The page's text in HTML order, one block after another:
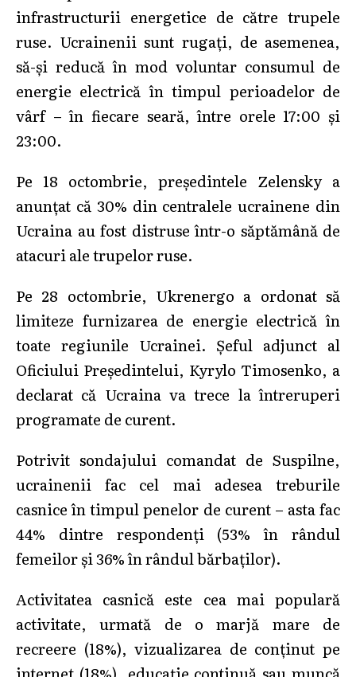
infrastructurii energetice de către trupele
ruse. Ucrainenii sunt rugați, de asemenea,
să-și reducă în mod voluntar consumul de
energie electrică în timpul perioadelor de
vârf – în fiecare seară, între orele 17:00 și
23:00.
Pe 18 octombrie, președintele Zelensky a
anunțat că 30% din centralele ucrainene din
Ucraina au fost distruse într-o săptămână de
atacuri ale trupelor ruse.
Pe 28 octombrie, Ukrenergo a ordonat să
limiteze furnizarea de energie electrică în
toate regiunile Ucrainei. Şeful adjunct al
Oficiului Preşedintelui, Kyrylo Timosenko, a
declarat că Ucraina va trece la întreruperi
programate de curent.
Potrivit sondajului comandat de Suspilne,
ucrainenii fac cel mai adesea treburile
casnice în timpul penelor de curent – asta fac
44% dintre respondenți (53% în rândul
femeilor și 36% în rândul bărbaților).
Activitatea casnică este cea mai populară
activitate, urmată de o marjă mare de
recreere (18%), vizualizarea de conținut pe